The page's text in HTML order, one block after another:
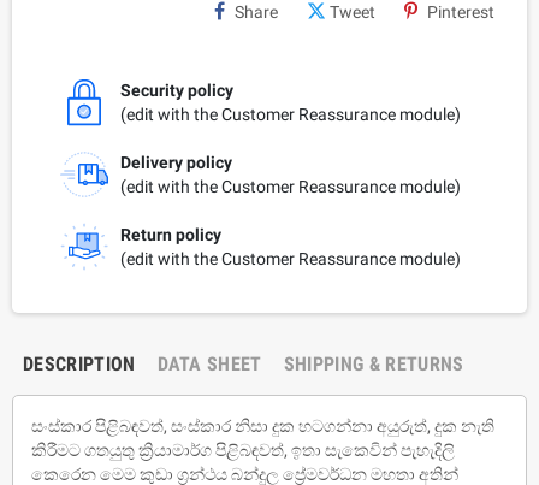
Share Tweet Pinterest
Security policy
(edit with the Customer Reassurance module)
Delivery policy
(edit with the Customer Reassurance module)
Return policy
(edit with the Customer Reassurance module)
DESCRIPTION DATA SHEET SHIPPING & RETURNS
සංස්කාර පිළිබඳවත්‌, සංස්කාර නිසා දුක හටගන්නා අයුරුත්‌, දුක නැති
කිරීමට ගතයුතු ක්‍රියාමාර්ග පිළිබඳවත්‌, ඉතා සැකෙවින්‌ පැහැදිලි
කෙරෙන මෙම කුඩා ග්‍රන්ථය බන්දුල ප්‍රේමවර්ධන මහතා අතින්‌